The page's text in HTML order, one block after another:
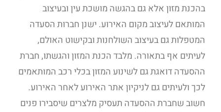
בהכנת מזון אלא גם בהגשה מושכת עין ובעיצוב
המותאם לעיצוב מקום האירוע. ישנן חברות הסעדה
המטפלות גם בעיצוב השולחנות ובקישוט האולם,
לעיתים אף בתאורה. מלבד הכנת המזון והגשתו, חברת
ההסעדה דואגת גם לשינוע המזון בכלי רכב המותאמים
לכך ולעיתים גם לניקיון אתר האירוע לאחר האירוע.
חשוב שחברת ההסעדה תעסיק מלצרים שיסבירו פנים